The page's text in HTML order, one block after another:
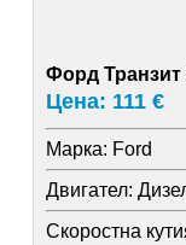
Форд Транзит
Цена: 111 €
Марка: Ford
Двигател:
Скоростна